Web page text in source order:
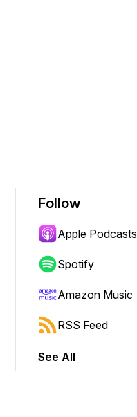
Follow
Apple Podcasts
Spotify
Amazon Music
RSS Feed
See All